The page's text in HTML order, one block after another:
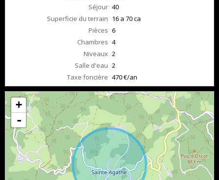
Séjour 40
Superficie du terrain 16 a 70 ca
Pièces 6
Chambres 4
Niveaux 2
Salle d'eau 2
Taxe foncière 470 €/an
+
-